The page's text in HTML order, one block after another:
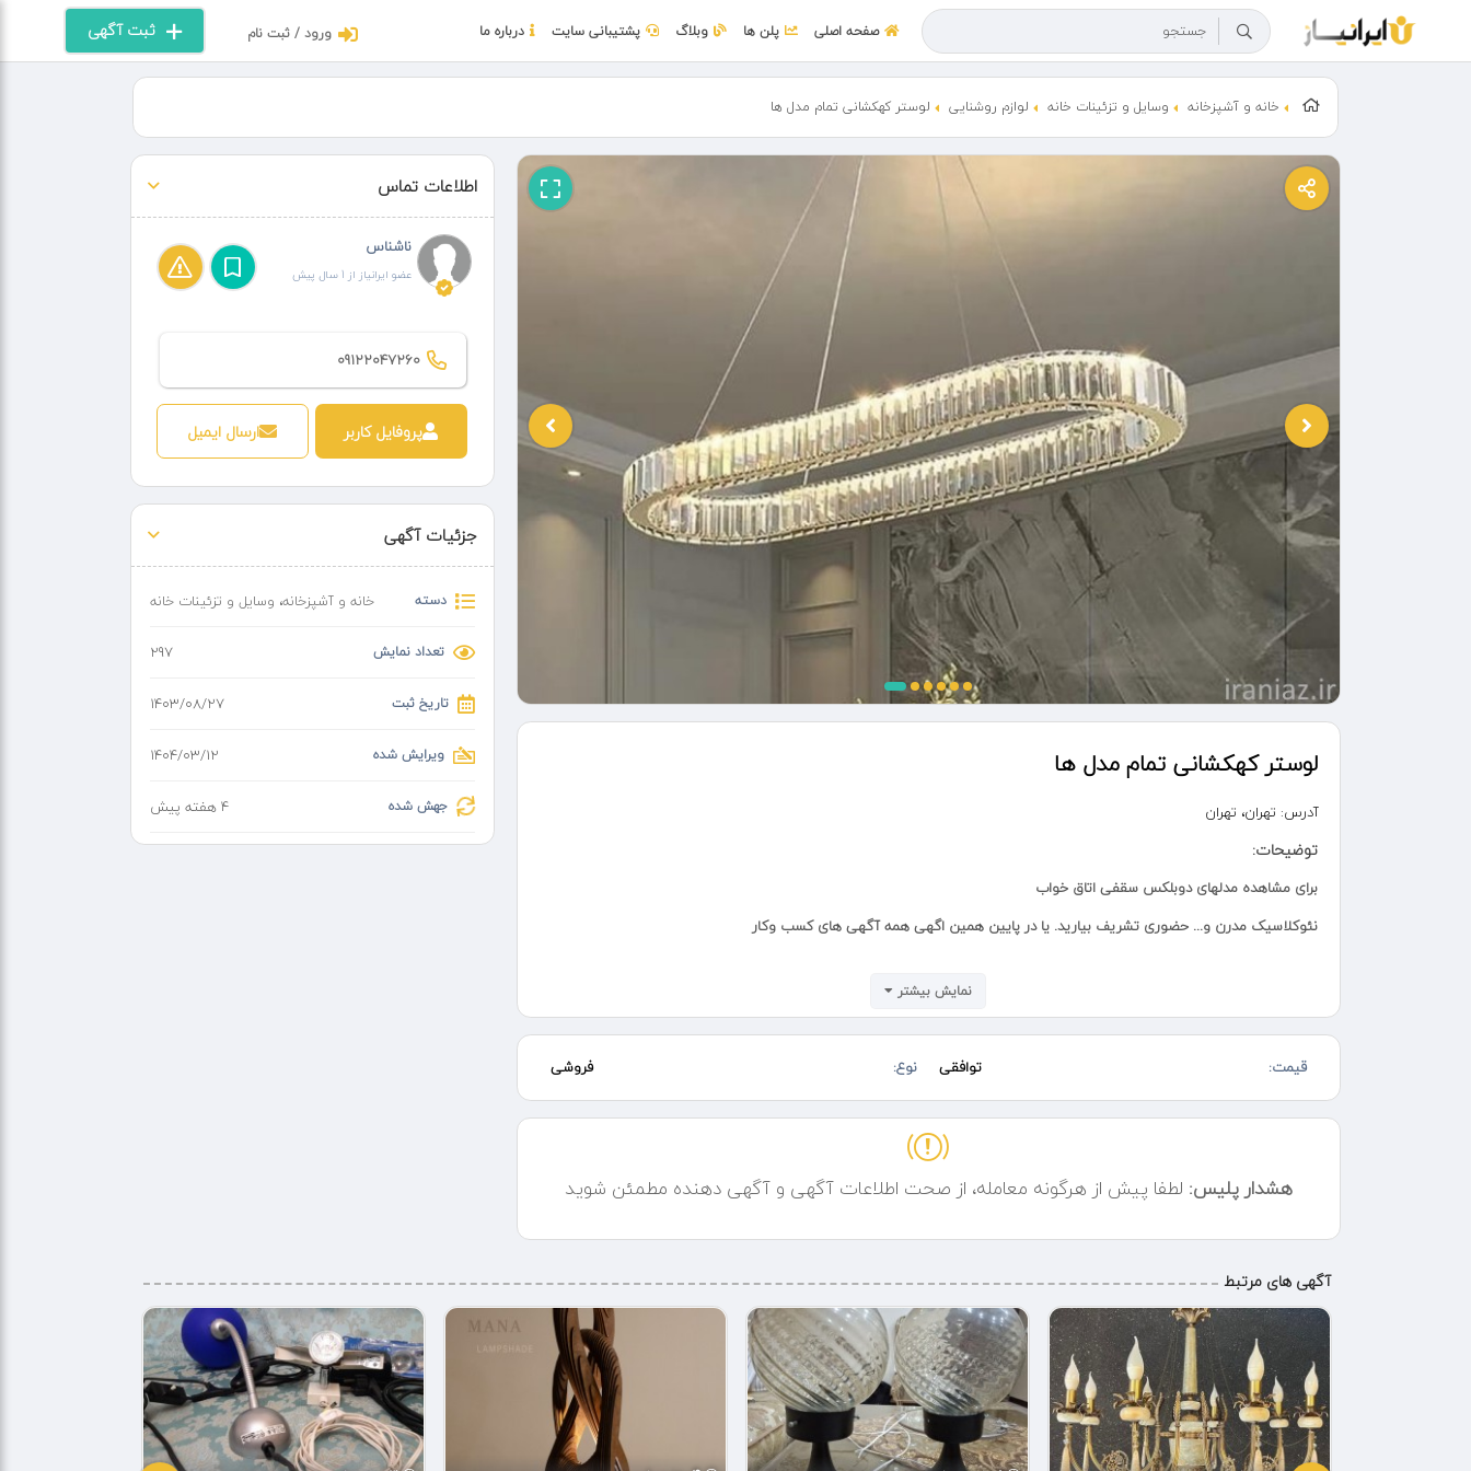
ثبت آگهی ورود / ثبت نام صفحه اصلی پلن ها وبلاگ پشتیبانی سایت درباره ما
خانه و آشپزخانه وسایل و تزئینات خانه لوازم روشنایی لوستر کهکشانی تمام مدل ها
لوستر کهکشانی تمام مدل ها
آدرس: تهران، تهران
توضیحات:
برای مشاهده مدلهای دوبلکس سقفی اتاق خواب
نئوکلاسیک مدرن و... حضوری تشریف بیارید. یا در پایین همین اگهی همه آگهی های کسب وکار
شکل و مدل لوستر قابل تغییر و تنظیم هست دارای ریموت کنترل
جنس بدنه : استیل ضخیم اصل (تایوان)
کریستال : درجه یک K9 تراشخوره وارداتی
قیمت با استیل نقره ای و کریستال سفید
!! استیل طلایی %10% افزایش قیمت دارد.
!! کریستال شام %10% افزایش قیمت دارد.
گذاشتن لامپ هالوژنی داخل کفی لوستر با
افزایش قیمت
ارسال فوری به سراسر ایران
نمایش بیشتر
قیمت: توافقی نوع: فروشی
هشدار پلیس: لطفا پیش از هرگونه معامله، از صحت اطلاعات آگهی و آگهی دهنده مطمئن شوید
اطلاعات تماس
ناشناس
عضو ایرانیاز از 1 سال پیش
09122047260
پروفایل کاربر ارسال ایمیل
جزئیات آگهی
دسته خانه و آشپزخانه، وسایل و تزئینات خانه
تعداد نمایش 297
تاریخ ثبت ۱۴۰۳/۰۸/۲۷
ویرایش شده ۱۴۰۴/۰۳/۱۲
جهش شده 4 هفته پیش
آگهی های مرتبط